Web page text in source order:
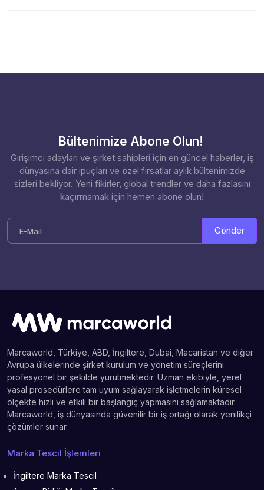
Bültenimize Abone Olun!
Girişimci adayları ve şirket sahipleri için en güncel haberler, iş
dünyasına dair ipuçları ve özel fırsatlar aylık bültenimizde
sizleri bekliyor. Yeni fikirler, global trendler ve daha fazlasını
kaçırmamak için hemen abone olun!
Gönder
Marcaworld, Türkiye, ABD, İngiltere, Dubai, Macaristan ve diğer
Avrupa ülkelerinde şirket kurulum ve yönetim süreçlerini
profesyonel bir şekilde yürütmektedir. Uzman ekibiyle, yerel
yasal prosedürlere tam uyum sağlayarak işletmelerin küresel
ölçekte hızlı ve etkili bir başlangıç yapmasını sağlamaktadır.
Marcaworld, iş dünyasında güvenilir bir iş ortağı olarak yenilikçi
çözümler sunar.
Marka Tescil İşlemleri
İngiltere Marka Tescil